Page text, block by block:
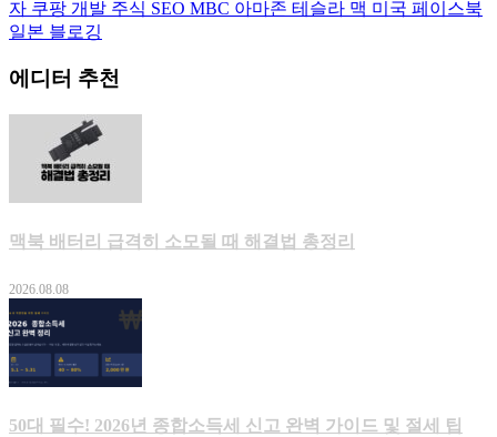
자 쿠팡 개발 주식 SEO MBC 아마존 테슬라 맥 미국 페이스북
일본 블로깅
에디터 추천
맥북 배터리 급격히 소모될 때 해결법 총정리
2026.08.08
50대 필수! 2026년 종합소득세 신고 완벽 가이드 및 절세 팁